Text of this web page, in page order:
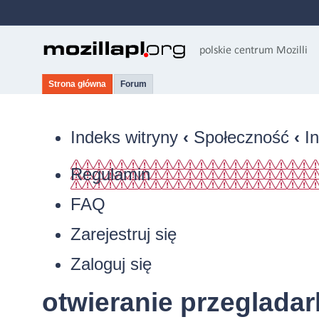
Strona główna Forum
Indeks witryny ‹ Społeczność ‹
Regulamin
FAQ
Zarejestruj się
Zaloguj się
otwieranie